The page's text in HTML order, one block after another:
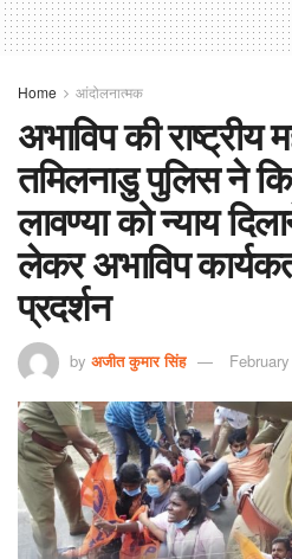
Home आंदोलनात्मक
अभाविप की राष्ट्रीय
तमिलनाडु पुलिस ने
लावण्या को न्याय
लेकर अभाविप
प्रदर्शन
by अजीत कुमार सिंह